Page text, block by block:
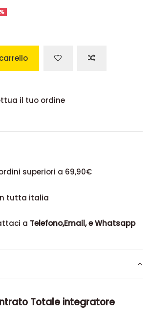
il tuo ordine
superiori a 69,90€
tutta italia
a Telefono,Email, e Whatsapp
Totale integratore